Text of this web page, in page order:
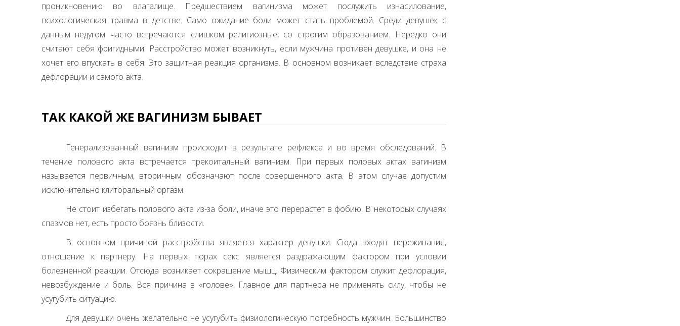
проникновению во влагалище. Предшествием вагинизма может послужить изнасилование,
психологическая травма в детстве. Само ожидание боли может стать проблемой. Среди девушек с
данным недугом часто встречаются слишком религиозные, со строгим образованием. Нередко они
считают себя фригидными. Расстройство может возникнуть, если мужчина противен девушке, и она не
хочет его впускать в себя. Это защитная реакция организма. В основном возникает вследствие страха
дефлорации и самого акта.
ТАК КАКОЙ ЖЕ ВАГИНИЗМ БЫВАЕТ
Генерализованный вагинизм происходит в результате рефлекса и во время обследований. В
течение полового акта встречается прекоитальный вагинизм. При первых половых актах вагинизм
называется первичным, вторичным обозначают после совершенного акта. В этом случае допустим
исключительно клиторальный оргазм.
Не стоит избегать полового акта из-за боли, иначе это перерастет в фобию. В некоторых случаях
спазмов нет, есть просто боязнь близости.
В основном причиной расстройства является характер девушки. Сюда входят переживания,
отношение к партнеру. На первых порах секс является раздражающим фактором при условии
болезненной реакции. Отсюда возникает сокращение мышц. Физическим фактором служит дефлорация,
невозбуждение и боль. Вся причина в «голове». Главное для партнера не применять силу, чтобы не
усугубить ситуацию.
Для девушки очень желательно не усугубить физиологическую потребность мужчин. Большинство